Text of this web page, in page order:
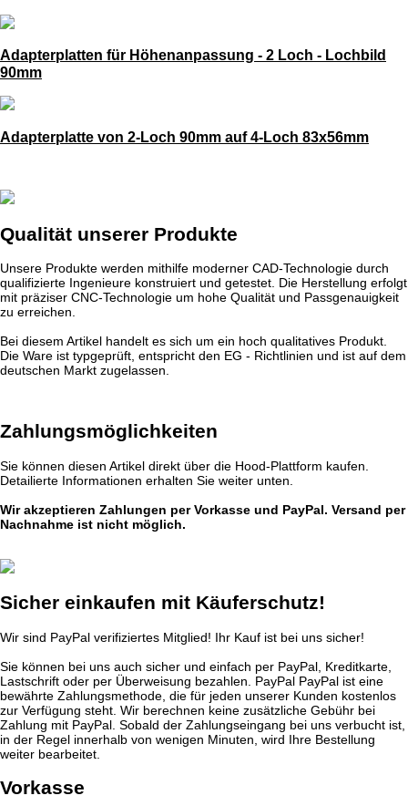
Adapterplatten für Höhenanpassung - 2 Loch - Lochbild
90mm
Adapterplatte von 2-Loch 90mm auf 4-Loch 83x56mm
Qualität unserer Produkte
Unsere Produkte werden mithilfe moderner CAD-Technologie durch
qualifizierte Ingenieure konstruiert und getestet. Die Herstellung erfolgt
mit präziser CNC-Technologie um hohe Qualität und Passgenauigkeit
zu erreichen.
Bei diesem Artikel handelt es sich um ein hoch qualitatives Produkt.
Die Ware ist typgeprüft, entspricht den EG - Richtlinien und ist auf dem
deutschen Markt zugelassen.
Zahlungsmöglichkeiten
Sie können diesen Artikel direkt über die Hood-Plattform kaufen.
Detailierte Informationen erhalten Sie weiter unten.
Wir akzeptieren Zahlungen per Vorkasse und PayPal. Versand per
Nachnahme ist nicht möglich.
Sicher einkaufen mit Käuferschutz!
Wir sind PayPal verifiziertes Mitglied! Ihr Kauf ist bei uns sicher!
Sie können bei uns auch sicher und einfach per PayPal, Kreditkarte,
Lastschrift oder per Überweisung bezahlen. PayPal PayPal ist eine
bewährte Zahlungsmethode, die für jeden unserer Kunden kostenlos
zur Verfügung steht. Wir berechnen keine zusätzliche Gebühr bei
Zahlung mit PayPal. Sobald der Zahlungseingang bei uns verbucht ist,
in der Regel innerhalb von wenigen Minuten, wird Ihre Bestellung
weiter bearbeitet.
Vorkasse